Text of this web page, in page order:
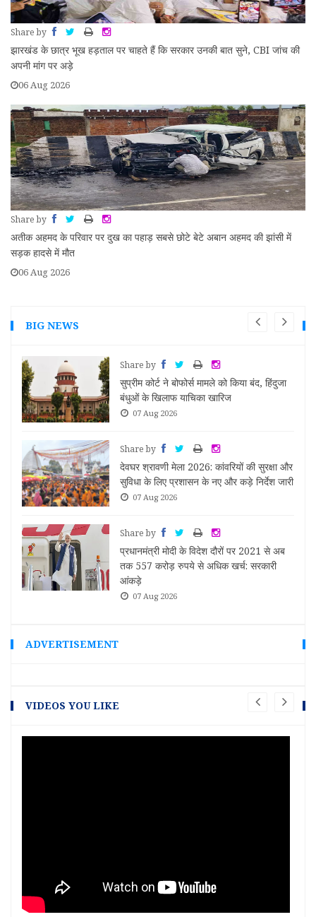
Share by
झारखंड के छात्र भूख हड़ताल पर चाहते हैं कि सरकार उनकी बात सुने, CBI जांच की
अपनी मांग पर अड़े
06 Aug 2026
Share by
अतीक अहमद के परिवार पर दुख का पहाड़ सबसे छोटे बेटे अबान अहमद की झांसी में
सड़क हादसे में मौत
06 Aug 2026
BIG NEWS
Share by
सुप्रीम कोर्ट ने बोफोर्स मामले को किया बंद, हिंदुजा
बंधुओं के खिलाफ याचिका खारिज
07 Aug 2026
Share by
देवघर श्रावणी मेला 2026: कांवरियों की सुरक्षा और
सुविधा के लिए प्रशासन के नए और कड़े निर्देश जारी
07 Aug 2026
Share by
प्रधानमंत्री मोदी के विदेश दौरों पर 2021 से अब
तक 557 करोड़ रुपये से अधिक खर्च: सरकारी
आंकड़े
07 Aug 2026
ADVERTISEMENT
VIDEOS YOU LIKE